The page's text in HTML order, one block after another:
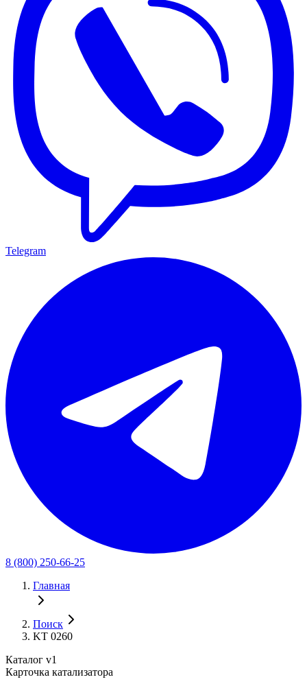
Telegram
8 (800) 250-66-25
Главная
Поиск
KT 0260
Каталог v1
Карточка катализатора